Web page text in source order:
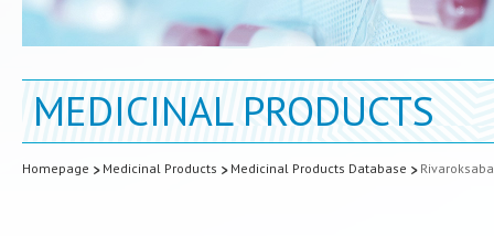
MEDICINAL PRODUCTS
Homepage Medicinal Products Medicinal Products Database